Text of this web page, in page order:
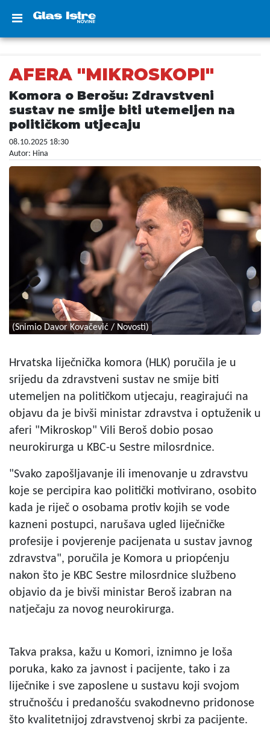
AFERA "MIKROSKOPI"
Komora o Berošu: Zdravstveni
sustav ne smije biti utemeljen na
političkom utjecaju
08.10.2025 18:30
Autor: Hina
(Snimio Davor Kovačević / Novosti)
Hrvatska liječnička komora (HLK) poručila je u
srijedu da zdravstveni sustav ne smije biti
utemeljen na političkom utjecaju, reagirajući na
objavu da je bivši ministar zdravstva i optuženik u
aferi "Mikroskop" Vili Beroš dobio posao
neurokirurga u KBC-u Sestre milosrdnice.
"Svako zapošljavanje ili imenovanje u zdravstvu
koje se percipira kao politički motivirano, osobito
kada je riječ o osobama protiv kojih se vode
kazneni postupci, narušava ugled liječničke
profesije i povjerenje pacijenata u sustav javnog
zdravstva", poručila je Komora u priopćenju
nakon što je KBC Sestre milosrdnice službeno
objavio da je bivši ministar Beroš izabran na
natječaju za novog neurokirurga.
Takva praksa, kažu u Komori, iznimno je loša
poruka, kako za javnost i pacijente, tako i za
liječnike i sve zaposlene u sustavu koji svojom
stručnošću i predanošću svakodnevno pridonose
što kvalitetnijoj zdravstvenoj skrbi za pacijente.